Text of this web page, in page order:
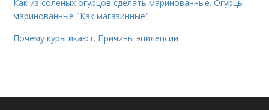
Как из соленых огурцов сделать маринованные. Огурцы
маринованные "Как магазинные"
Почему куры икают. Причины эпилепсии